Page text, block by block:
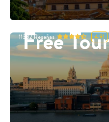
Free
11332Reseñas 4.91